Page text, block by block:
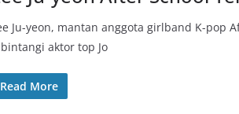
Ju-yeon, mantan anggota girlband K-pop
aktor top Jo
Read More